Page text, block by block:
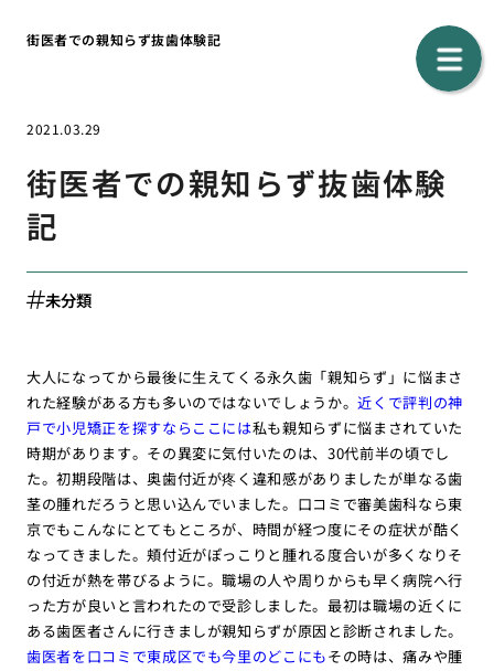
街医者での親知らず抜歯体験記
2021.03.29
街医者での親知らず抜歯体験
記
未分類
大人になってから最後に生えてくる永久歯「親知らず」に悩まさ
れた経験がある方も多いのではないでしょうか。近くで評判の神
戸で小児矯正を探すならここには私も親知らずに悩まされていた
時期があります。その異変に気付いたのは、30代前半の頃でし
た。初期段階は、奥歯付近が疼く違和感がありましたが単なる歯
茎の腫れだろうと思い込んでいました。口コミで審美歯科なら東
京でもこんなにとてもところが、時間が経つ度にその症状が酷く
なってきました。頬付近がぽっこりと腫れる度合いが多くなりそ
の付近が熱を帯びるように。職場の人や周りからも早く病院へ行
った方が良いと言われたので受診しました。最初は職場の近くに
ある歯医者さんに行きましが親知らずが原因と診断されました。
歯医者を口コミで東成区でも今里のどこにもその時は、痛みや腫